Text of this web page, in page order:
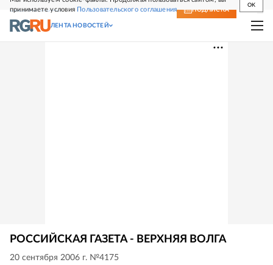
принимаете условия Пользовательского соглашения
OK
СВЕЖИЙ НОМЕР ПОДПИСКА
ЛЕНТА НОВОСТЕЙ
РОССИЙСКАЯ ГАЗЕТА - ВЕРХНЯЯ ВОЛГА
20 сентября 2006 г. №4175